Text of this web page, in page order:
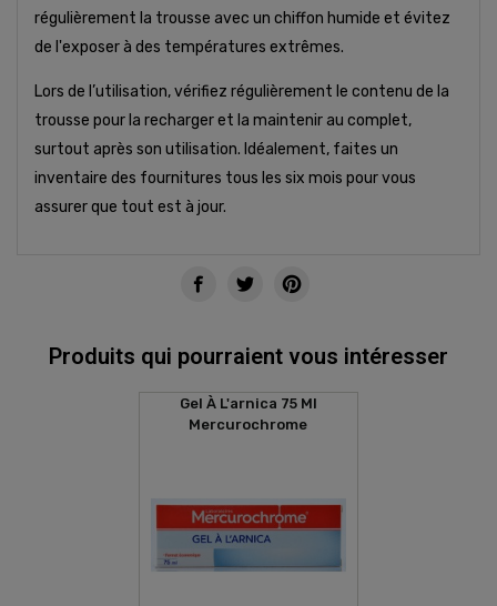
régulièrement la trousse avec un chiffon humide et évitez
de l'exposer à des températures extrêmes.
Lors de l’utilisation, vérifiez régulièrement le contenu de la
trousse pour la recharger et la maintenir au complet,
surtout après son utilisation. Idéalement, faites un
inventaire des fournitures tous les six mois pour vous
assurer que tout est à jour.
Produits qui pourraient vous intéresser
Gel À L'arnica 75 Ml
Mercurochrome